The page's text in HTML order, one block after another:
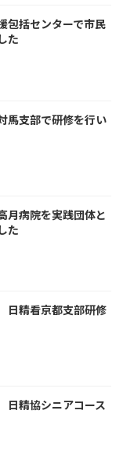
包括センターで市民
た
支部で研修を行い
病院を実践団体と
た
精看京都支部研修
精協シニアコース